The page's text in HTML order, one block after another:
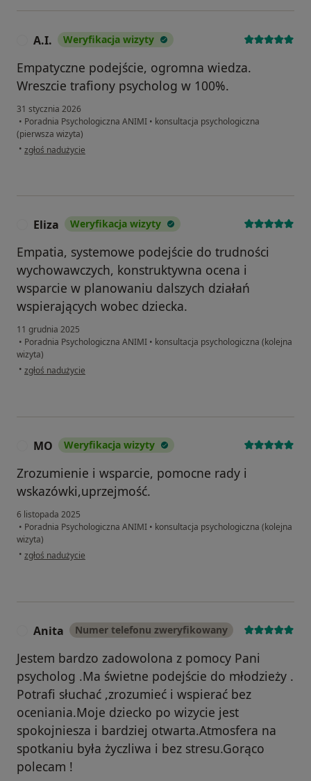
A.I. Weryfikacja wizyty
Empatyczne podejście, ogromna wiedza.
Wreszcie trafiony psycholog w 100%.
31 stycznia 2026
• Poradnia Psychologiczna ANIMI • konsultacja psychologiczna
(pierwsza wizyta)
• w opinii użytkownika A.I.
zgłoś nadużycie
Eliza Weryfikacja wizyty
Empatia, systemowe podejście do trudności
wychowawczych, konstruktywna ocena i
wsparcie w planowaniu dalszych działań
wspierających wobec dziecka.
11 grudnia 2025
• Poradnia Psychologiczna ANIMI • konsultacja psychologiczna (kolejna
wizyta)
• w opinii użytkownika Eliza
zgłoś nadużycie
MO Weryfikacja wizyty
Zrozumienie i wsparcie, pomocne rady i
wskazówki,uprzejmość.
6 listopada 2025
• Poradnia Psychologiczna ANIMI • konsultacja psychologiczna (kolejna
wizyta)
• w opinii użytkownika MO
zgłoś nadużycie
Anita Numer telefonu zweryfikowany
Jestem bardzo zadowolona z pomocy Pani
psycholog .Ma świetne podejście do młodzieży .
Potrafi słuchać ,zrozumieć i wspierać bez
oceniania.Moje dziecko po wizycie jest
spokojniesza i bardziej otwarta.Atmosfera na
spotkaniu była życzliwa i bez stresu.Gorąco
polecam !